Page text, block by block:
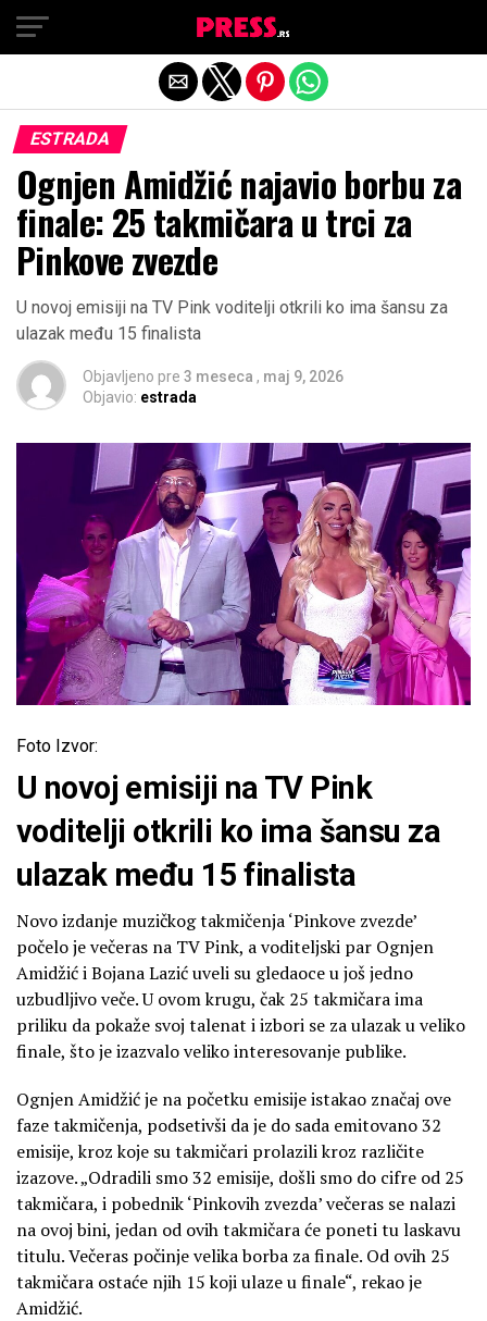
ESTRADA
Ognjen Amidžić najavio borbu za
finale: 25 takmičara u trci za
Pinkove zvezde
U novoj emisiji na TV Pink voditelji otkrili ko ima šansu za
ulazak među 15 finalista
Objavljeno pre 3 meseca , maj 9, 2026
Objavio: estrada
Foto Izvor:
U novoj emisiji na TV Pink
voditelji otkrili ko ima šansu za
ulazak među 15 finalista
Novo izdanje muzičkog takmičenja ‘Pinkove zvezde’
počelo je večeras na TV Pink, a voditeljski par Ognjen
Amidžić i Bojana Lazić uveli su gledaoce u još jedno
uzbudljivo veče. U ovom krugu, čak 25 takmičara ima
priliku da pokaže svoj talenat i izbori se za ulazak u veliko
finale, što je izazvalo veliko interesovanje publike.
Ognjen Amidžić je na početku emisije istakao značaj ove
faze takmičenja, podsetivši da je do sada emitovano 32
emisije, kroz koje su takmičari prolazili kroz različite
izazove. „Odradili smo 32 emisije, došli smo do cifre od 25
takmičara, i pobednik ‘Pinkovih zvezda’ večeras se nalazi
na ovoj bini, jedan od ovih takmičara će poneti tu laskavu
titulu. Večeras počinje velika borba za finale. Od ovih 25
takmičara ostaće njih 15 koji ulaze u finale“, rekao je
Amidžić.
Exit mobile version